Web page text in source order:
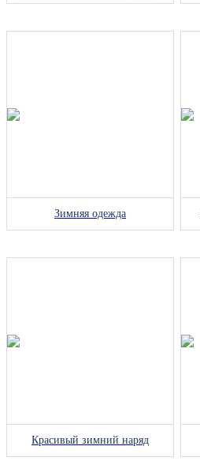
Зимняя одежда
Красивый зимний наряд